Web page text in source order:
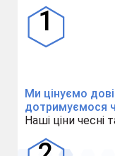
Ми цінуємо
дотримуємося
Наші ціни чесні